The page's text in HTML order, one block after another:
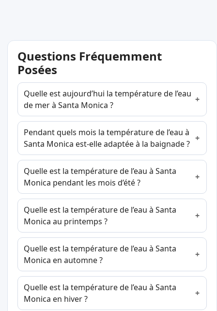
Questions Fréquemment
Posées
Quelle est aujourd’hui la température de l’eau
de mer à Santa Monica ?
Pendant quels mois la température de l’eau à
Santa Monica est-elle adaptée à la baignade ?
Quelle est la température de l’eau à Santa
Monica pendant les mois d’été ?
Quelle est la température de l’eau à Santa
Monica au printemps ?
Quelle est la température de l’eau à Santa
Monica en automne ?
Quelle est la température de l’eau à Santa
Monica en hiver ?